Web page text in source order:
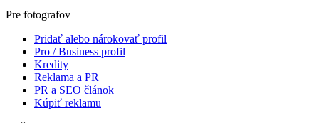
Pre fotografov
Pridať alebo nárokovať profil
Pro / Business profil
Kredity
Reklama a PR
PR a SEO článok
Kúpiť reklamu